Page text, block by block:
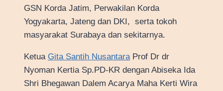
GSN Korda Jatim, Perwakilan Korda
Yogyakarta, Jateng dan DKI, serta tokoh
masyarakat Surabaya dan sekitarnya.
Ketua Gita Santih Nusantara Prof Dr dr
Nyoman Kertia Sp.PD-KR dengan Abiseka Ida
Shri Bhegawan Dalem Acarya Maha Kerti Wira